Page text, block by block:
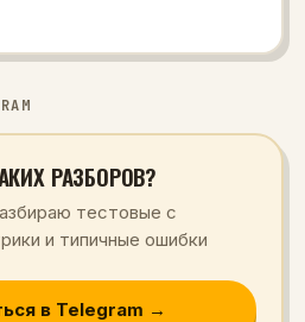
РАЗБОРОВ?
тестовые с
и типичные ошибки
в Telegram →